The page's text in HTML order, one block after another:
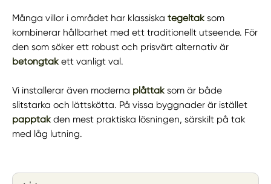
Många villor i området har klassiskategeltaksom
kombinerar hållbarhet med ett traditionellt utseende. För
den som söker ett robust och prisvärt alternativ är
betongtakett vanligt val.
Vi installerar även moderna plåttaksom är både
slitstarka och lättskötta. På vissa byggnader är istället
papptakden mest praktiska lösningen, särskilt på tak
med låg lutning.